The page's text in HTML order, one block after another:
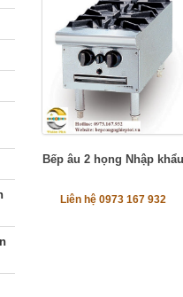
Bếp âu 2 họng Nhập khẩu
Liên hệ 0973 167 932